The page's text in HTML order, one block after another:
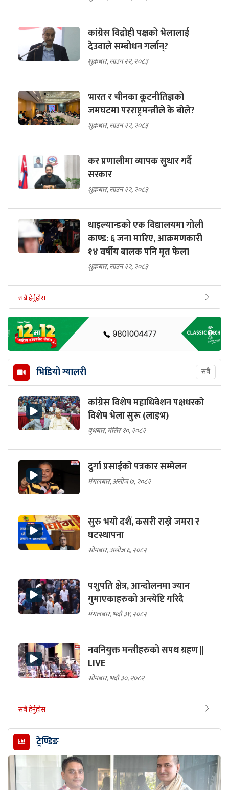
कांग्रेस विद्रोही पक्षको भेलालाई
देउवाले सम्बोधन गर्लान्?
शुक्रबार, साउन २२, २०८३
भारत र चीनका कूटनीतिज्ञको
जमघटमा परराष्ट्रमन्त्रीले के बोले?
शुक्रबार, साउन २२, २०८३
कर प्रणालीमा व्यापक सुधार गर्दै
सरकार
शुक्रबार, साउन २२, २०८३
थाइल्यान्डको एक विद्यालयमा गोली
काण्ड: ६ जना मारिए, आक्रमणकारी
१४ वर्षीय बालक पनि मृत फेला
शुक्रबार, साउन २२, २०८३
सबै हेर्नुहोस
भिडियो ग्यालरी सबै
कांग्रेस विशेष महाधिवेशन पक्षधरको
विशेष भेला सुरू (लाइभ)
बुधबार, मंसिर १०, २०८२
दुर्गा प्रसाईको पत्रकार सम्मेलन
मंगलबार, असोज ७, २०८२
सुरु भयो दशैं, कसरी राख्ने जमरा र
घटस्थापना
सोमबार, असोज ६, २०८२
पशुपति क्षेत्र, आन्दोलनमा ज्यान
गुमाएकाहरुको अन्त्येष्टि गरिदै
मंगलबार, भदौ ३१, २०८२
नवनियुक्त मन्त्रीहरुको सपथ ग्रहण ||
LIVE
सोमबार, भदौ ३०, २०८२
सबै हेर्नुहोस
ट्रेण्डिङ